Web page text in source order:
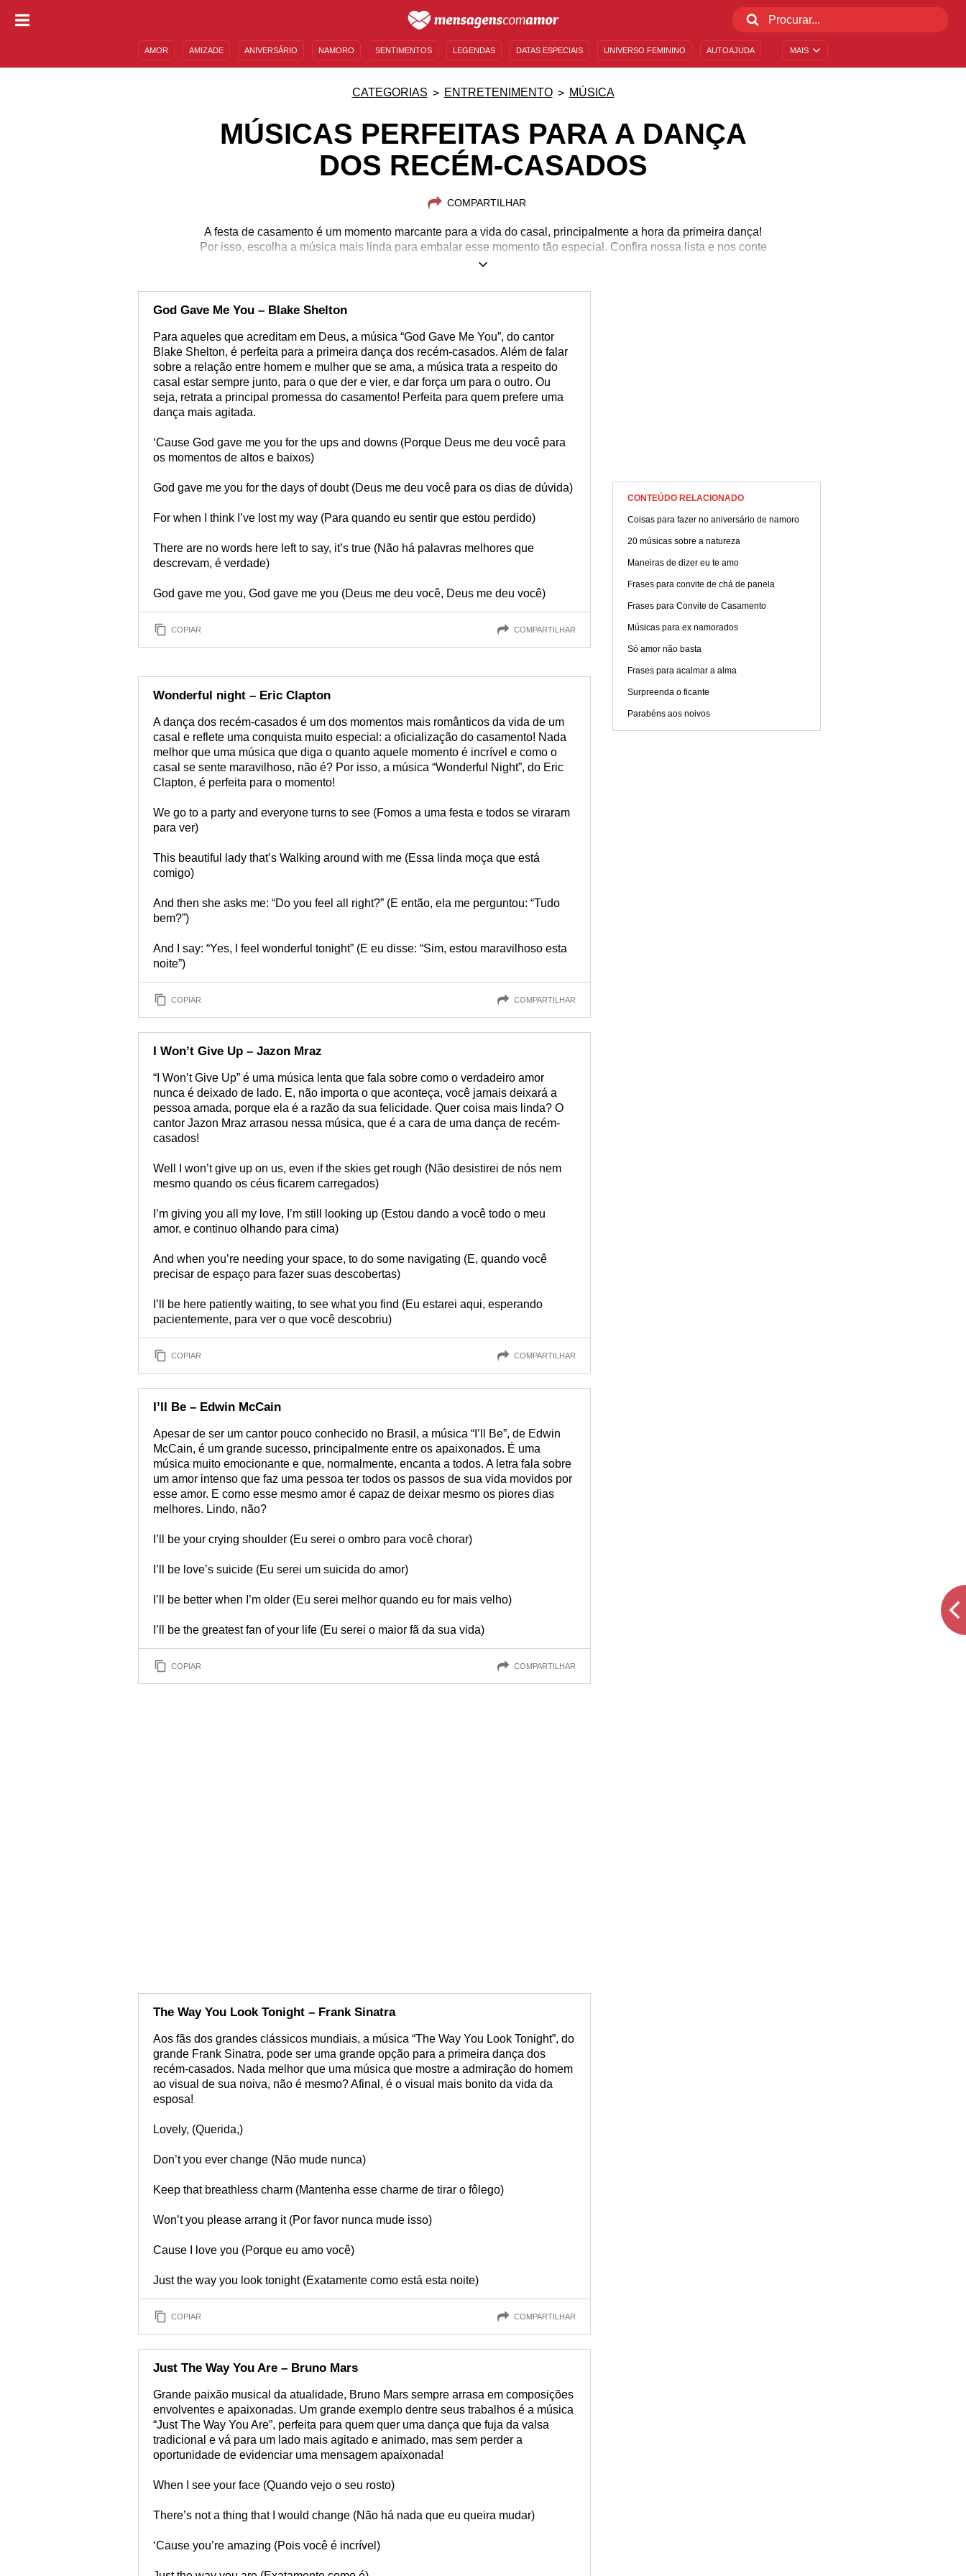
MAIS
AMOR AMIZADE ANIVERSÁRIO NAMORO SENTIMENTOS LEGENDAS DATAS ESPECIAIS UNIVERSO FEMININO AUTOAJUDA
CATEGORIAS ENTRETENIMENTO MÚSICA
MÚSICAS PERFEITAS PARA A DANÇA
DOS RECÉM-CASADOS
COMPARTILHAR
A festa de casamento é um momento marcante para a vida do casal, principalmente a hora da primeira dança!
Por isso, escolha a música mais linda para embalar esse momento tão especial. Confira nossa lista e nos conte
qual foi a canção escolhida!
God Gave Me You – Blake Shelton
Para aqueles que acreditam em Deus, a música “God Gave Me You”, do cantor
Blake Shelton, é perfeita para a primeira dança dos recém-casados. Além de falar
sobre a relação entre homem e mulher que se ama, a música trata a respeito do
casal estar sempre junto, para o que der e vier, e dar força um para o outro. Ou
seja, retrata a principal promessa do casamento! Perfeita para quem prefere uma
dança mais agitada.
‘Cause God gave me you for the ups and downs (Porque Deus me deu você para
os momentos de altos e baixos)
God gave me you for the days of doubt (Deus me deu você para os dias de dúvida)
For when I think I’ve lost my way (Para quando eu sentir que estou perdido)
There are no words here left to say, it’s true (Não há palavras melhores que
descrevam, é verdade)
God gave me you, God gave me you (Deus me deu você, Deus me deu você)
COPIAR COMPARTILHAR
Wonderful night – Eric Clapton
A dança dos recém-casados é um dos momentos mais românticos da vida de um
casal e reflete uma conquista muito especial: a oficialização do casamento! Nada
melhor que uma música que diga o quanto aquele momento é incrível e como o
casal se sente maravilhoso, não é? Por isso, a música “Wonderful Night”, do Eric
Clapton, é perfeita para o momento!
We go to a party and everyone turns to see (Fomos a uma festa e todos se viraram
para ver)
This beautiful lady that’s Walking around with me (Essa linda moça que está
comigo)
And then she asks me: “Do you feel all right?” (E então, ela me perguntou: “Tudo
bem?”)
And I say: “Yes, I feel wonderful tonight” (E eu disse: “Sim, estou maravilhoso esta
noite”)
COPIAR COMPARTILHAR
I Won’t Give Up – Jazon Mraz
“I Won’t Give Up” é uma música lenta que fala sobre como o verdadeiro amor
nunca é deixado de lado. E, não importa o que aconteça, você jamais deixará a
pessoa amada, porque ela é a razão da sua felicidade. Quer coisa mais linda? O
cantor Jazon Mraz arrasou nessa música, que é a cara de uma dança de recém-
casados!
Well I won’t give up on us, even if the skies get rough (Não desistirei de nós nem
mesmo quando os céus ficarem carregados)
I’m giving you all my love, I’m still looking up (Estou dando a você todo o meu
amor, e continuo olhando para cima)
And when you’re needing your space, to do some navigating (E, quando você
precisar de espaço para fazer suas descobertas)
I’ll be here patiently waiting, to see what you find (Eu estarei aqui, esperando
pacientemente, para ver o que você descobriu)
COPIAR COMPARTILHAR
I’ll Be – Edwin McCain
Apesar de ser um cantor pouco conhecido no Brasil, a música “I’ll Be”, de Edwin
McCain, é um grande sucesso, principalmente entre os apaixonados. É uma
música muito emocionante e que, normalmente, encanta a todos. A letra fala sobre
um amor intenso que faz uma pessoa ter todos os passos de sua vida movidos por
esse amor. E como esse mesmo amor é capaz de deixar mesmo os piores dias
melhores. Lindo, não?
I’ll be your crying shoulder (Eu serei o ombro para você chorar)
I’ll be love’s suicide (Eu serei um suicida do amor)
I’ll be better when I’m older (Eu serei melhor quando eu for mais velho)
I’ll be the greatest fan of your life (Eu serei o maior fã da sua vida)
COPIAR COMPARTILHAR
The Way You Look Tonight – Frank Sinatra
Aos fãs dos grandes clássicos mundiais, a música “The Way You Look Tonight”, do
grande Frank Sinatra, pode ser uma grande opção para a primeira dança dos
recém-casados. Nada melhor que uma música que mostre a admiração do homem
ao visual de sua noiva, não é mesmo? Afinal, é o visual mais bonito da vida da
esposa!
Lovely, (Querida,)
Don’t you ever change (Não mude nunca)
Keep that breathless charm (Mantenha esse charme de tirar o fôlego)
Won’t you please arrang it (Por favor nunca mude isso)
Cause I love you (Porque eu amo você)
Just the way you look tonight (Exatamente como está esta noite)
COPIAR COMPARTILHAR
Just The Way You Are – Bruno Mars
Grande paixão musical da atualidade, Bruno Mars sempre arrasa em composições
envolventes e apaixonadas. Um grande exemplo dentre seus trabalhos é a música
“Just The Way You Are”, perfeita para quem quer uma dança que fuja da valsa
tradicional e vá para um lado mais agitado e animado, mas sem perder a
oportunidade de evidenciar uma mensagem apaixonada!
When I see your face (Quando vejo o seu rosto)
There’s not a thing that I would change (Não há nada que eu queira mudar)
‘Cause you’re amazing (Pois você é incrível)
CONTEÚDO RELACIONADO
Coisas para fazer no aniversário de namoro
20 músicas sobre a natureza
Maneiras de dizer eu te amo
Frases para convite de chá de panela
Frases para Convite de Casamento
Músicas para ex namorados
Só amor não basta
Frases para acalmar a alma
Surpreenda o ficante
Parabéns aos noivos